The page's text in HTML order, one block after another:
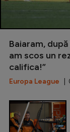
Baiaram, după
am scos un
califica!”
Europa League |